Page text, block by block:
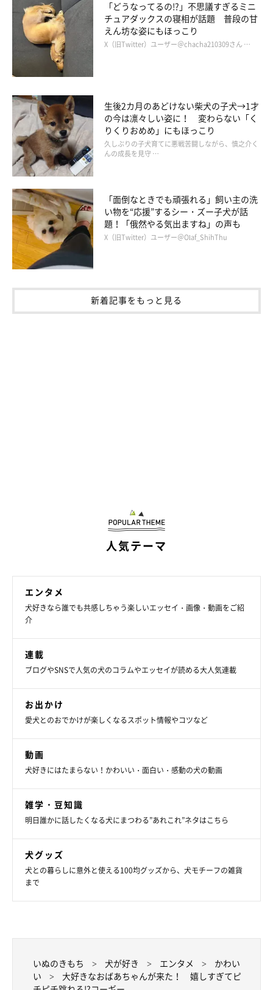
「どうなってるの!?」不思議すぎるミニ
チュアダックスの寝相が話題 普段の甘
えん坊な姿にもほっこり
X（旧Twitter）ユーザー＠chacha210309さん …
生後2カ月のあどけない柴犬の子犬→1才
の今は凛々しい姿に！ 変わらない「く
りくりおめめ」にもほっこり
久しぶりの子犬育てに悪戦苦闘しながら、慎之介く
んの成長を見守 …
「面倒なときでも頑張れる」飼い主の洗
い物を“応援”するシー・ズー子犬が話
題！「俄然やる気出ますね」の声も
X（旧Twitter）ユーザー＠Olaf_ShihThu
新着記事をもっと見る
人気テーマ
エンタメ
犬好きなら誰でも共感しちゃう楽しいエッセイ・画像・動画をご紹
介
連載
ブログやSNSで人気の犬のコラムやエッセイが読める大人気連載
お出かけ
愛犬とのおでかけが楽しくなるスポット情報やコツなど
動画
犬好きにはたまらない！かわいい・面白い・感動の犬の動画
雑学・豆知識
明日誰かに話したくなる犬にまつわる”あれこれ”ネタはこちら
犬グッズ
犬との暮らしに意外と使える100均グッズから、犬モチーフの雑貨
まで
いぬのきもち 犬が好き エンタメ
かわい
い
大好きなおばあちゃんが来た！ 嬉しすぎてピ